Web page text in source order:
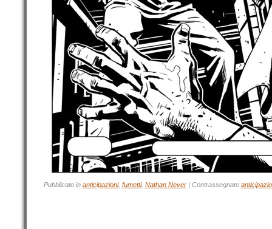
Pubblicato in anticipazioni, fumetti, Nathan Never| Contrassegnato